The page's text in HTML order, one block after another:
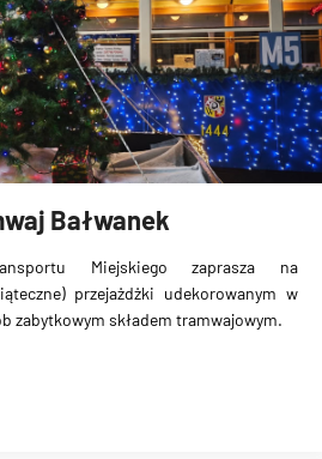
Bałwanek
Miejskiego zaprasza na
przejażdżki udekorowanym w
zabytkowym składem tramwajowym.